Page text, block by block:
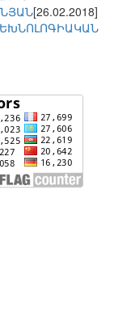
[26.02.2018]